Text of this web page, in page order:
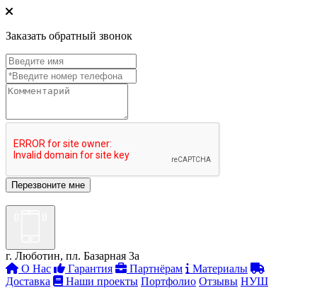
Заказать обратный звонок
г. Люботин, пл. Базарная 3а
О Нас
Гарантия Партнёрам
Материалы
Доставка
Наши проекты Портфолио Отзывы НУШ